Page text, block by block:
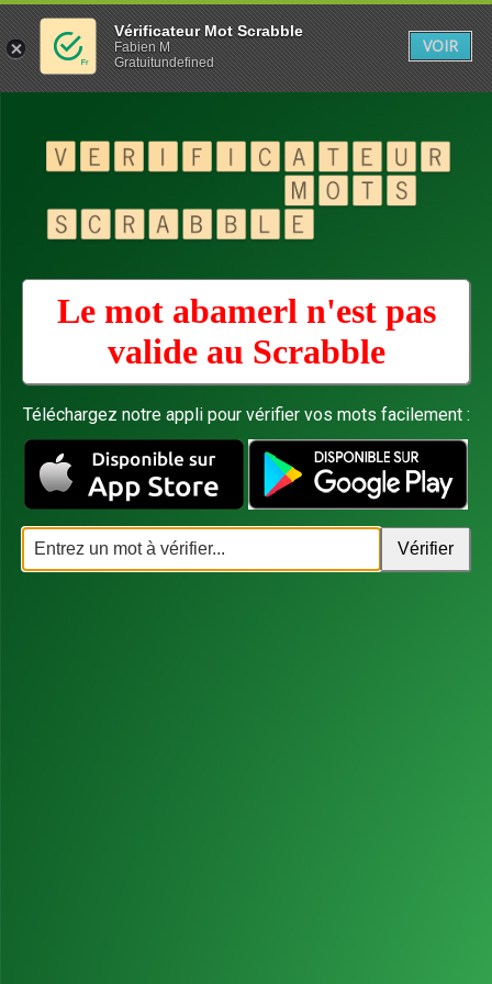
Le mot abamerl n'est pas
valide au Scrabble
Téléchargez notre appli pour vérifier vos mots facilement :
Vérificateur Mot Scrabble
Fabien M
Gratuitundefined
VOIR